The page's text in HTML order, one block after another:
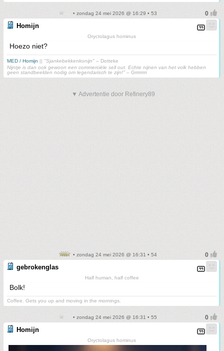
• zondag 24 mei 2026 @ 16:29 • 53
Homijn
Oryctolagus hominus
Hoezo niet?
MED / Homijn || "Sjankebekkenkonijn" – Dotteke
Nijntje is dan ook gewoon een commerciële sell out. Echte nijnen van het volk hebben
geen standbeelden nodig om legendarisch te zijn!" – Grrrrrrrr
▼ Advertentie door Refinery89
• zondag 24 mei 2026 @ 16:31 • 54
gebrokenglas
Half human, half coffee
Bolk!
Coffee. Gets you up and moving in the mornings.
• zondag 24 mei 2026 @ 16:31 • 55
Homijn
Oryctolagus hominus